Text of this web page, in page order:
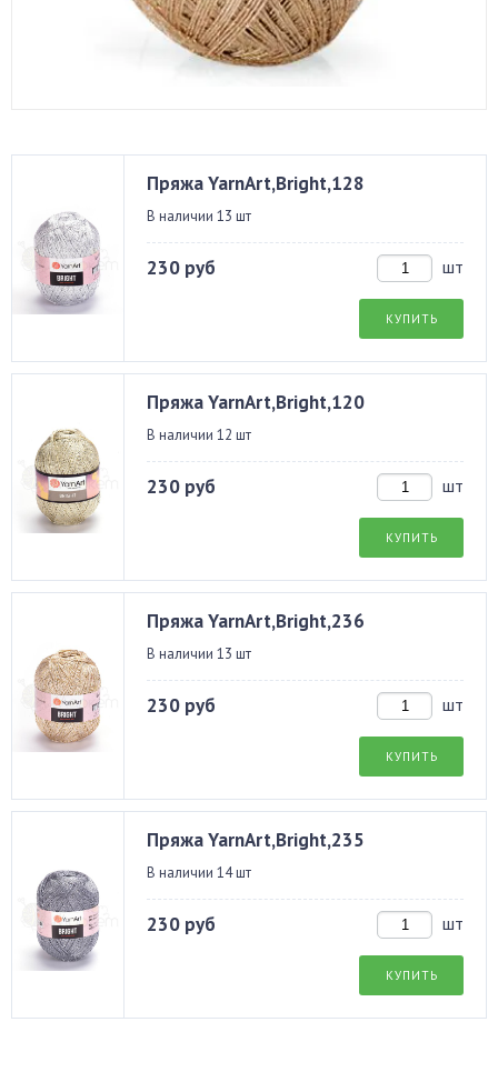
Пряжа YarnArt,Bright,128
В наличии 13 шт
230 руб шт
КУПИТЬ
Пряжа YarnArt,Bright,120
В наличии 12 шт
230 руб шт
КУПИТЬ
Пряжа YarnArt,Bright,236
В наличии 13 шт
230 руб шт
КУПИТЬ
Пряжа YarnArt,Bright,235
В наличии 14 шт
230 руб шт
КУПИТЬ